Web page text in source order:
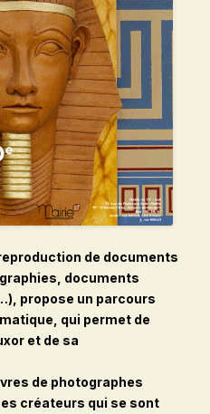
de documents
documents
propose un parcours
qui permet de
et de sa
de photographes
créateurs qui se sont